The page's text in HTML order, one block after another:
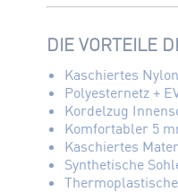
DIE VORTEILE
Kaschiertes
Polyesternetz +
Kordelzug
Komfortabler 5
Kaschiertes
Synthetische